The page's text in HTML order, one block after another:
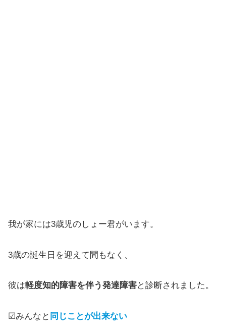
我が家には3歳児のしょー君がいます。
3歳の誕生日を迎えて間もなく、
彼は軽度知的障害を伴う発達障害と診断されました。
☑みんなと 同じことが出来ない